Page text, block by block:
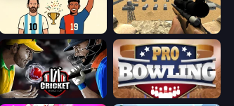
Ghost Sniper
Cricket World Cup Pro Bowling 3D